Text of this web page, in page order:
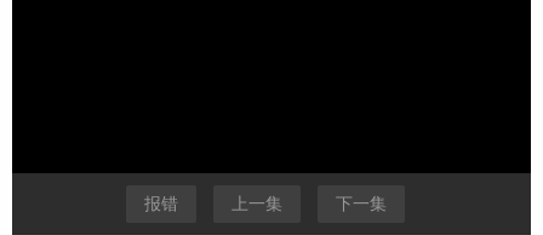
报错 上一集 下一集